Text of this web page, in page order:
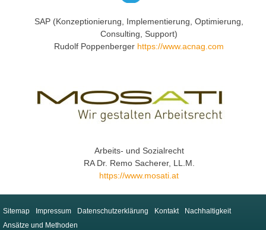
SAP (Konzeptionierung, Implementierung, Optimierung,
Consulting, Support)
Rudolf Poppenberger https://www.acnag.com
Arbeits- und Sozialrecht
RA Dr. Remo Sacherer, LL.M.
https://www.mosati.at
Sitemap Impressum Datenschutzerklärung Kontakt
Nachhaltigkeit
Ansätze und Methoden